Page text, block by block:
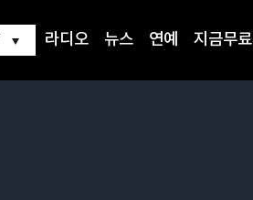
라디오 뉴스 연예 지금무료